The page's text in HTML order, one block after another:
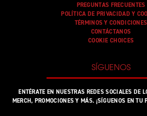
PREGUNTAS FRECUENTES
POLÍTICA DE PRIVACIDAD Y
TÉRMINOS Y CONDICIONES
CONTÁCTANOS
COOKIE CHOICES
SÍGUENOS
ENTÉRATE EN NUESTRAS REDES SOCIALES DE
MERCH, PROMOCIONES Y MÁS. ¡SÍGUENOS EN TU